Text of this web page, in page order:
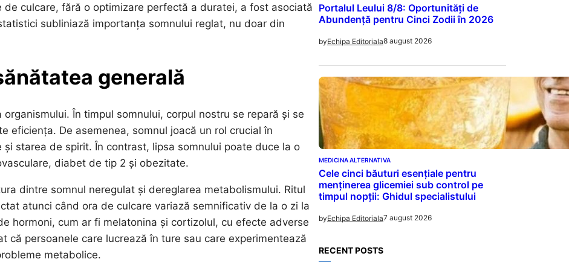
culcare, fără o optimizare perfectă a duratei, a fost asociată
subliniază importanța somnului reglat, nu doar din
generală
În timpul somnului, corpul nostru se repară și se
eficiența. De asemenea, somnul joacă un rol crucial în
starea de spirit. În contrast, lipsa somnului poate duce la o
diabet de tip 2 și obezitate.
dintre somnul neregulat și dereglarea metabolismului. Ritul
atunci când ora de culcare variază semnificativ de la o zi la
hormoni, cum ar fi melatonina și cortizolul, cu efecte adverse
că persoanele care lucrează în ture sau care experimentează
metabolice.
Portalul Leului 8/8: Oportunități de
Abundență pentru Cinci Zodii în 2026
byEchipa Editoriala8 august 2026
MEDICINA ALTERNATIVA
Cele cinci băuturi esențiale pentru
menținerea glicemiei sub control pe
timpul nopții: Ghidul specialistului
byEchipa Editoriala7 august 2026
RECENT POSTS